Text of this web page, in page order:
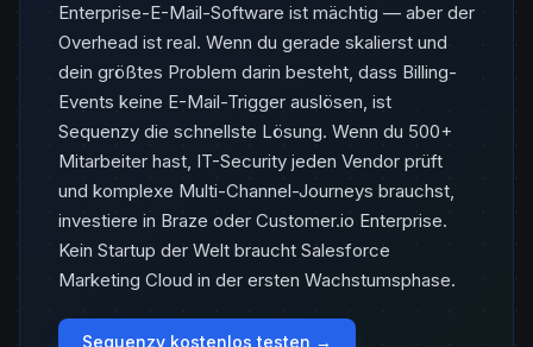
Enterprise-E-Mail-Software ist mächtig — aber der
Overhead ist real. Wenn du gerade skalierst und
dein größtes Problem darin besteht, dass Billing-
Events keine E-Mail-Trigger auslösen, ist
Sequenzy die schnellste Lösung. Wenn du 500+
Mitarbeiter hast, IT-Security jeden Vendor prüft
und komplexe Multi-Channel-Journeys brauchst,
investiere in Braze oder Customer.io Enterprise.
Kein Startup der Welt braucht Salesforce
Marketing Cloud in der ersten Wachstumsphase.
Sequenzy kostenlos testen →